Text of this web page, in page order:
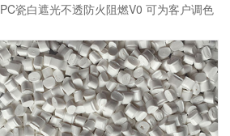
PC瓷白遮光不透防火阻燃V0 可为客户调色